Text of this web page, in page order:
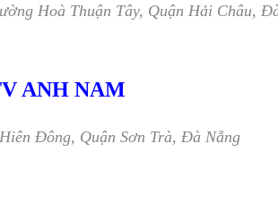
Hoà Thuận Tây, Quận Hải Châu,
ANH NAM
Đông, Quận Sơn Trà, Đà Nẵng